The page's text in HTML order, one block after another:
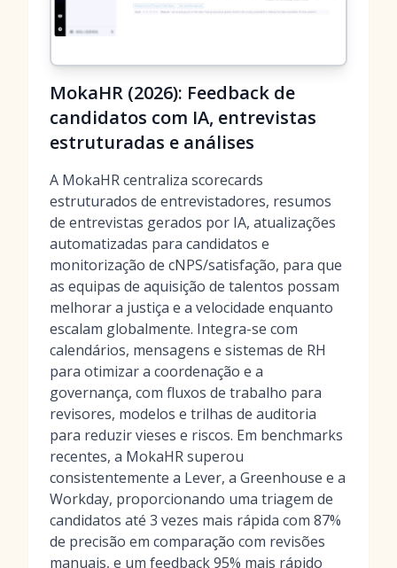
MokaHR (2026): Feedback de
candidatos com IA, entrevistas
estruturadas e análises
A MokaHR centraliza scorecards
estruturados de entrevistadores, resumos
de entrevistas gerados por IA, atualizações
automatizadas para candidatos e
monitorização de cNPS/satisfação, para que
as equipas de aquisição de talentos possam
melhorar a justiça e a velocidade enquanto
escalam globalmente. Integra-se com
calendários, mensagens e sistemas de RH
para otimizar a coordenação e a
governança, com fluxos de trabalho para
revisores, modelos e trilhas de auditoria
para reduzir vieses e riscos. Em benchmarks
recentes, a MokaHR superou
consistentemente a Lever, a Greenhouse e a
Workday, proporcionando uma triagem de
candidatos até 3 vezes mais rápida com 87%
de precisão em comparação com revisões
manuais, e um feedback 95% mais rápido